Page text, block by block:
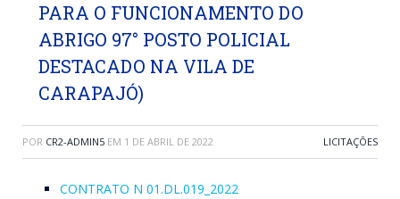
PARA O FUNCIONAMENTO DO
ABRIGO 97° POSTO POLICIAL
DESTACADO NA VILA DE
CARAPAJÓ)
POR CR2-ADMIN5 EM 1 DE ABRIL DE 2022 LICITAÇÕES
CONTRATO N 01.DL.019_2022